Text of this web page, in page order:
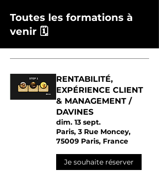
Toutes les formations à
venir 🗓️
RENTABILITÉ,
EXPÉRIENCE CLIENT
& MANAGEMENT /
DAVINES
dim. 13 sept.
Paris, 3 Rue Moncey,
75009 Paris, France
Je souhaite réserver